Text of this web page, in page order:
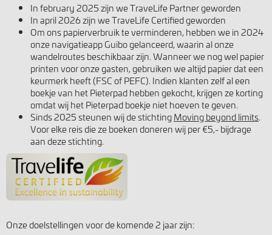
In february 2025 zijn we TraveLife Partner geworden
In april 2026 zijn we TraveLife Certified geworden
Om ons papierverbruik te verminderen, hebben we in 2024
onze navigatieapp Guibo gelanceerd, waarin al onze
wandelroutes beschikbaar zijn. Wanneer we nog wel papier
printen voor onze gasten, gebruiken we altijd papier dat een
keurmerk heeft (FSC of PEFC). Indien klanten zelf al een
boekje van het Pieterpad hebben gekocht, krijgen ze korting
omdat wij het Pieterpad boekje niet hoeven te geven.
Sinds 2025 steunen wij de stichtingMoving beyond limits.
Voor elke reis die ze boeken doneren wij per €5,- bijdrage
aan deze stichting.
Onze doelstellingen voor de komende 2 jaar zijn: